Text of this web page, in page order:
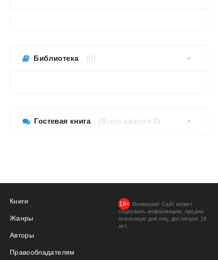
Библиотека (0)
Гостевая книга (Всего записей 0)
Книги
Жанры
Авторы
Правообладателям
Внимание! Сайт может
содержать информацию, предна­
значенную для лиц, дости­гших 18
лет.